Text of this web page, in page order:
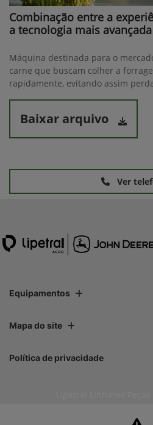
Combinação entre a
a tecnologia mais
Máquina destinada para o
carne que buscam colher a
rapidamente, evitando assim
Baixar arquivo
Ver
Equipamentos
Mapa do site
Política de privacidade
CNPJ: